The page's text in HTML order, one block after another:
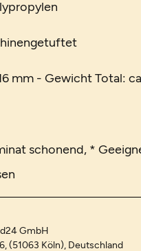
mm - Gewicht Total:
schonend, *
GmbH
(51063 Köln), Deutschland